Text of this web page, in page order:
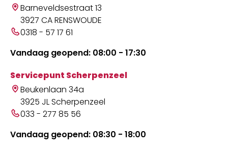
Barneveldsestraat 13
3927 CA RENSWOUDE
0318 - 57 17 61
Vandaag geopend: 08:00 - 17:30
Servicepunt Scherpenzeel
Beukenlaan 34a
3925 JL Scherpenzeel
033 - 277 85 56
Vandaag geopend: 08:30 - 18:00